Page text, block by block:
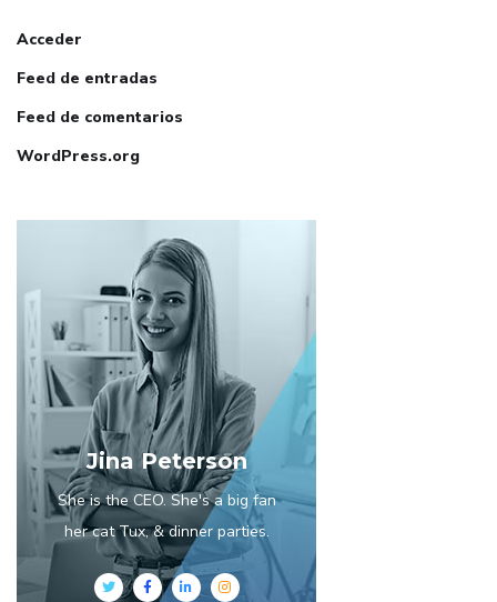
Acceder
Feed de entradas
Feed de comentarios
WordPress.org
Jina Peterson
She is the CEO. She's a big fan
her cat Tux, & dinner parties.